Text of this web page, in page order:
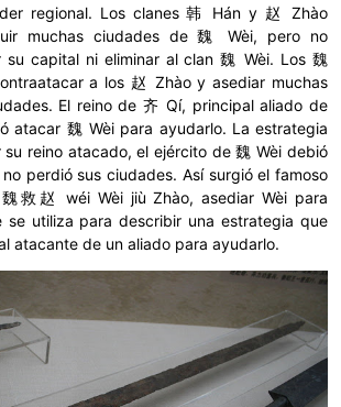
regional. Los clanes 韩 Hán y 赵 Zhào
muchas ciudades de 魏 Wèi, pero no
su capital ni eliminar al clan 魏 Wèi. Los 魏
a los 赵 Zhào y asediar muchas
El reino de 齐 Qí, principal aliado de
atacar 魏 Wèi para ayudarlo. La estrategia
reino atacado, el ejército de 魏 Wèi debió
perdió sus ciudades. Así surgió el famoso
救赵 wéi Wèi jiù Zhào, asediar Wèi para
se utiliza para describir una estrategia que
atacante de un aliado para ayudarlo.